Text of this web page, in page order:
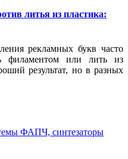
литья из пластика:
рекламных букв часто
филаментом или лить из
результат, но в разных
ФАПЧ, синтезаторы